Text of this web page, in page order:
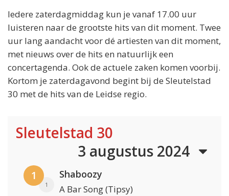
Iedere zaterdagmiddag kun je vanaf 17.00 uur
luisteren naar de grootste hits van dit moment. Twee
uur lang aandacht voor dé artiesten van dit moment,
met nieuws over de hits en natuurlijk een
concertagenda. Ook de actuele zaken komen voorbij.
Kortom je zaterdagavond begint bij de Sleutelstad
30 met de hits van de Leidse regio.
Sleutelstad 30
3 augustus 2024
1
1
Shaboozy
A Bar Song (Tipsy)